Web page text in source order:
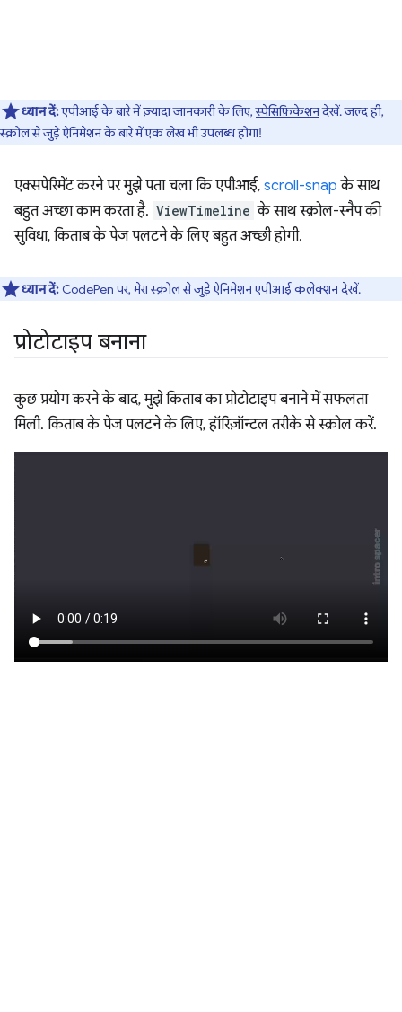
ध्यान दें:एपीआई के बारे में ज़्यादा जानकारी के लिए,स्पेसिफ़िकेशनदेखें. जल्द ही,
स्क्रोल से जुड़े ऐनिमेशन के बारे में एक लेख भी उपलब्ध होगा!
एक्सपेरिमेंट करने पर मुझे पता चला कि एपीआई, scroll-snap के साथ
बहुत अच्छा काम करता है. ViewTimeline के साथ स्क्रोल-स्नैप की
सुविधा, किताब के पेज पलटने के लिए बहुत अच्छी होगी.
ध्यान दें: CodePen पर, मेरास्क्रोल से जुड़े ऐनिमेशन एपीआई कलेक्शनदेखें.
प्रोटोटाइप बनाना
कुछ प्रयोग करने के बाद, मुझे किताब का प्रोटोटाइप बनाने में सफलता
मिली. किताब के पेज पलटने के लिए, हॉरिज़ॉन्टल तरीके से स्क्रोल करें.